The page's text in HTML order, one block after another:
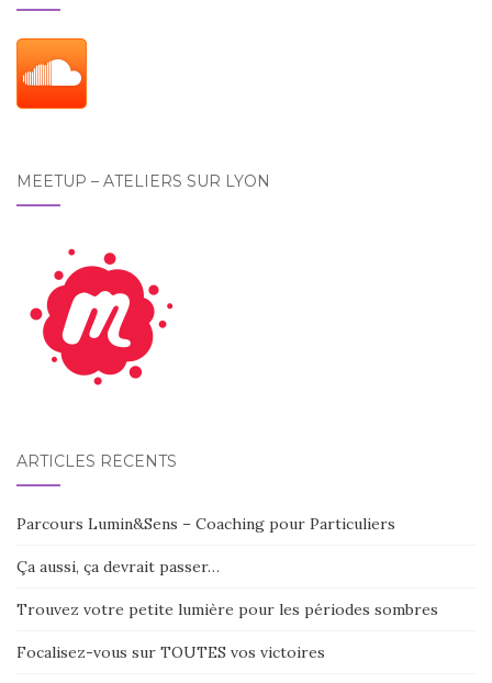
MEETUP – ATELIERS SUR LYON
ARTICLES RÉCENTS
Parcours Lumin&Sens – Coaching pour Particuliers
Ça aussi, ça devrait passer…
Trouvez votre petite lumière pour les périodes sombres
Focalisez-vous sur TOUTES vos victoires